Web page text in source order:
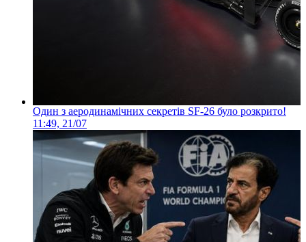
Один з аеродинамічних секретів SF-26 було розкрито!
11:49, 21/07